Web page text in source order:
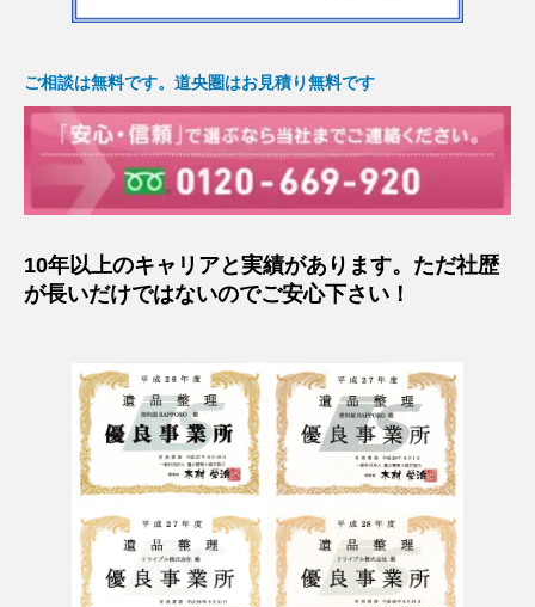
ご相談は無料です。道央圏はお見積り無料です
10年以上のキャリアと実績があります。ただ社歴
が長いだけではないのでご安心下さい！